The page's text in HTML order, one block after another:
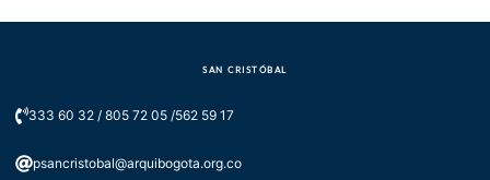
SAN CRISTÓBAL
333 60 32 / 805 72 05 /562 59 17
psancristobal@arquibogota.org.co